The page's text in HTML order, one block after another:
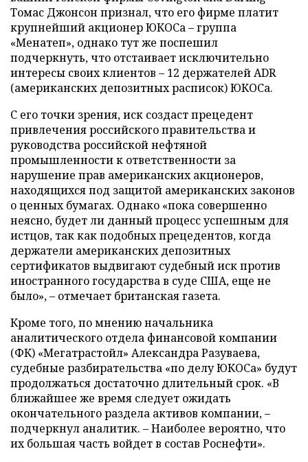
Томас Джонсон признал, что его фирме платит
крупнейший акционер ЮКОСа – группа
«Менатеп», однако тут же поспешил
подчеркнуть, что отстаивает исключительно
интересы своих клиентов – 12 держателей ADR
(американских депозитных расписок) ЮКОСа.
С его точки зрения, иск создаст прецедент
привлечения российского правительства и
руководства российской нефтяной
промышленности к ответственности за
нарушение прав американских акционеров,
находящихся под защитой американских законов
о ценных бумагах. Однако «пока совершенно
неясно, будет ли данный процесс успешным для
истцов, так как подобных прецедентов, когда
держатели американских депозитных
сертификатов выдвигают судебный иск против
иностранного государства в суде США, еще не
было», – отмечает британская газета.
Кроме того, по мнению начальника
аналитического отдела финансовой компании
(ФК) «Мегатрастойл» Александра Разуваева,
судебные разбирательства «по делу ЮКОСа» будут
продолжаться достаточно длительный срок. «В
ближайшее же время следует ожидать
окончательного раздела активов компании, –
подчеркнул аналитик. – Наиболее вероятно, что
их большая часть войдет в состав Роснефти».